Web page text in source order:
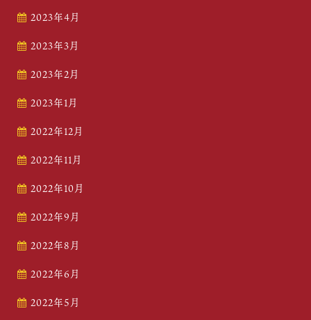
2023年4月
2023年3月
2023年2月
2023年1月
2022年12月
2022年11月
2022年10月
2022年9月
2022年8月
2022年6月
2022年5月